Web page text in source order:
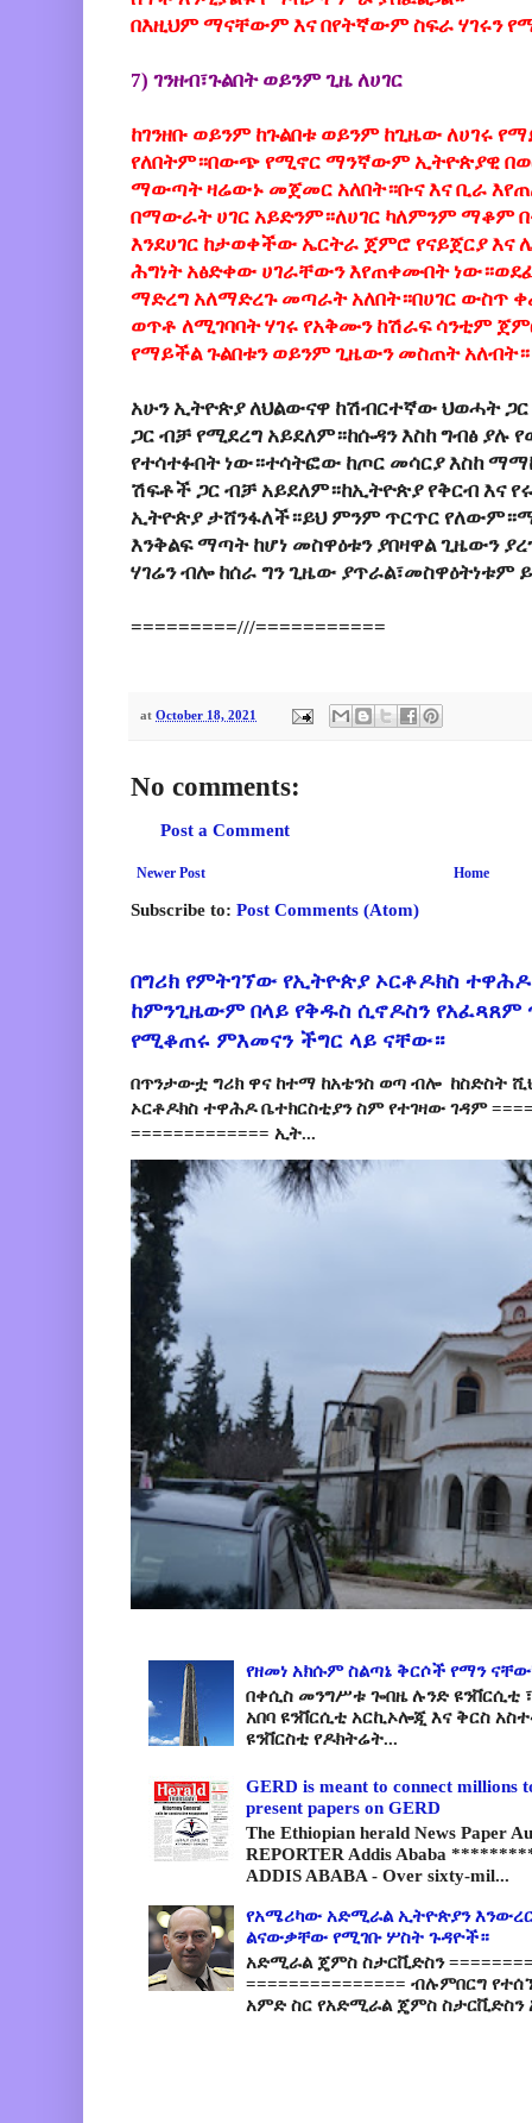
በእዚህም ማናቸውም እና በየትኛውም ስፍራ ሃገሩን
7) ገንዘብ፣ጉልበት ወይንም ጊዜ ለሀገር
ከገንዘቡ ወይንም ከጉልበቱ ወይንም ከጊዜው ለሀገሩ
የለበትም።በውጭ የሚኖር ማንኛውም ኢትዮጵያዊ
ማውጣት ዛሬውኑ መጀመር አለበት።ቡና እና ቢራ
በማውራት ሀገር አይድንም።ለሀገር ካለምንም ማቆም
እንደሀገር ከታወቀችው ኤርትራ ጀምሮ የናይጀርያ እና
ሕግነት አፅድቀው ሀገራቸውን እየጠቀሙበት
ማድረግ አለማድረጉ መጣራት አለበት።በሀገር ውስጥ
ወጥቶ ለሚገባባት ሃገሩ የአቅሙን ከሽራፍ ሳንቲም
የማይችል ጉልበቱን ወይንም ጊዜውን መስጠት አለብት።
አሁን ኢትዮጵያ ለህልውናዋ ከሽብርተኛው ህወሓት
ጋር ብቻ የሚደረግ አይደለም።ከሱዳን እስከ ግብፅ ያሉ
የተሳተፉበት ነው።ተሳትፎው ከጦር መሳርያ እስከ
ሽፍቶች ጋር ብቻ አይደለም።ከኢትዮጵያ የቅርብ እና
ኢትዮጵያ ታሸንፋለች።ይህ ምንም ጥርጥር
እንቅልፍ ማጣት ከሆነ መስዋዕቱን ያበዛዋል ጊዜውን
ሃገሬን ብሎ ከሰራ ግን ጊዜው ያጥራል፣መስዋዕትነቱም
=========///===========
at October 18, 2021
No comments:
Post a Comment
Newer Post Home
Subscribe to: Post Comments (Atom)
በግሪክ የምትገኘው የኢትዮጵያ ኦርቶዶክስ
ከምንጊዜውም በላይ የቅዱስ ሲኖዶስን የአፈጻጸም
የሚቆጠሩ ምእመናን ችግር ላይ ናቸው።
በጥንታውቷ ግሪክ ዋና ከተማ ከአቴንስ ወጣ ብሎ ከስድስት
ኦርቶዶክስ ተዋሕዶ ቤተክርስቲያን ስም የተገዛው ገዳም
============= ኢት...
የዘመነ አክሱም ስልጣኔ ቅርሶች የማን
በቀሲስ መንግሥቱ ጐበዜ ሉንድ ዩንቨርሲቲ
አበባ ዩንቨርሲቲ አርኪኦሎጂ እና ቅርስ
ዩንቨርስቲ የዶክትሬት...
GERD is meant to connect millions
present papers on GERD
The Ethiopian herald News Paper
REPORTER Addis Ababa
ADDIS ABABA - Over sixty-mil...
የአሜሪካው አድሚራል ኢትዮጵያን
ልናውቃቸው የሚገቡ ሦስት ጉዳዮች።
አድሚራል ጄምስ ስታርቪድስን
=============== ብሉምበርግ
አምድ ስር የአድሚራል ጄምስ ስታርቪድስን